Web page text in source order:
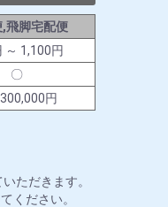
飛脚宅配便
～ 1,100円
〇
300,000円
ただきます。
ください。